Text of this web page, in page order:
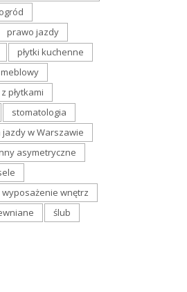
ogród
prawo jazdy
płytki kuchenne
płytkami
stomatologia
jazdy w Warszawie
asymetryczne
wyposażenie wnętrz
ślub